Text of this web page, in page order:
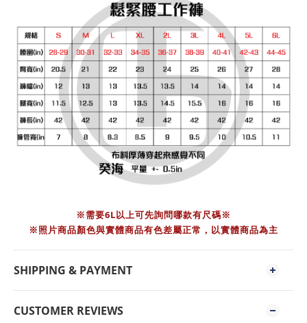
※需要6L以上可先詢問哪款有尺碼※
※照片商品顏色與實體商品有色差屬正常，以實體商品為主
SHIPPING & PAYMENT
CUSTOMER REVIEWS